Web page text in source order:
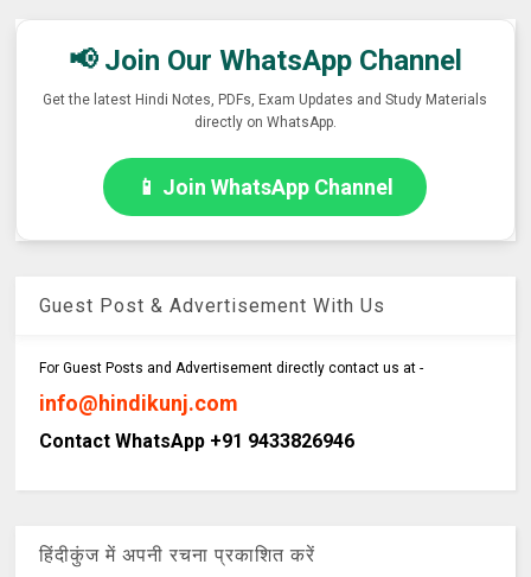
📢 Join Our WhatsApp Channel
Get the latest Hindi Notes, PDFs, Exam Updates and Study Materials
directly on WhatsApp.
📱 Join WhatsApp Channel
Guest Post & Advertisement With Us
For Guest Posts and Advertisement directly contact us at -
info@hindikunj.com
Contact WhatsApp +91 9433826946
हिंदीकुंज में अपनी रचना प्रकाशित करें